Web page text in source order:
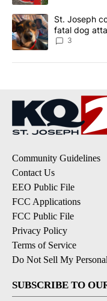
A trending article titled
St. Joseph
fatal dog
3
Community Guidelines
Contact Us
EEO Public File
FCC Applications
FCC Public File
Privacy Policy
Terms of Service
Do Not Sell My
SUBSCRIBE TO